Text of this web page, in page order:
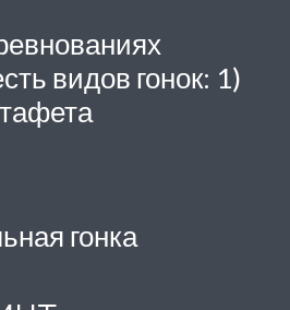
видов гонок: 1)
гонка